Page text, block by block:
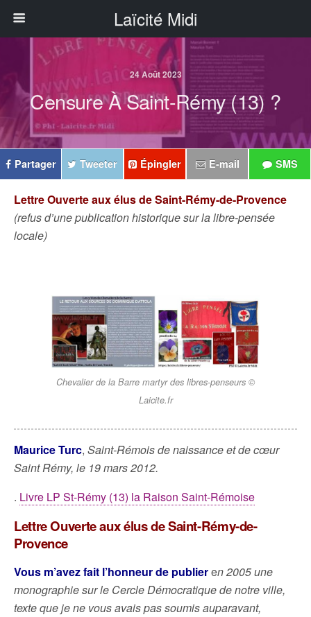
Laïcité Midi
24 Août 2023
Censure À Saint-Rémy (13) ?
Partager Tweeter Épingler E-mail SMS
Lettre Ouverte aux élus de Saint-Rémy-de-Provence
(refus d’une publication historique sur la libre-pensée
locale)
Chevalier de la Barre martyr des libres-penseurs ©
Laicite.fr
Maurice Turc, Saint-Rémois de naissance et de cœur
Saint Rémy, le 19 mars 2012.
. Livre LP St-Rémy (13) la Raison Saint-Rémoise
Lettre Ouverte aux élus de Saint-Rémy-de-
Provence
Vous m’avez fait l’honneur de publieren 2005 une
monographie sur le Cercle Démocratique de notre ville,
texte que je ne vous avais pas soumis auparavant,